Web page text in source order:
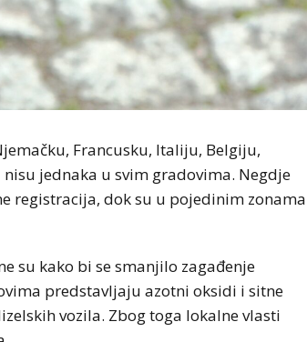
Francusku, Italiju, Belgiju,
jednaka u svim gradovima. Negdje
registracija, dok su u pojedinim zonama
su kako bi se smanjilo zagađenje
predstavljaju azotni oksidi i sitne
vozila. Zbog toga lokalne vlasti